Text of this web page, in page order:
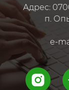
Адрес:
п.
e-